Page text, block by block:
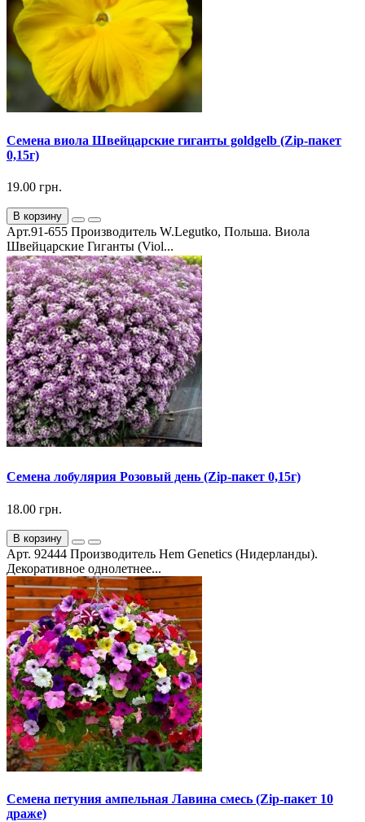
Семена виола Швейцарские гиганты goldgelb (Zip-пакет
0,15г)
19.00 грн.
В корзину
Арт.91-655 Производитель W.Legutko, Польша. Виола
Швейцарские Гиганты (Viol...
Семена лобулярия Розовый день (Zip-пакет 0,15г)
18.00 грн.
В корзину
Арт. 92444 Производитель Hem Genetics (Нидерланды).
Декоративное однолетнее...
Семена петуния ампельная Лавина смесь (Zip-пакет 10
драже)